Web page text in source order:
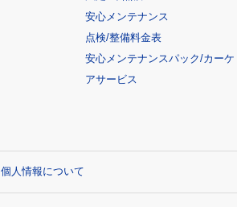
安心メンテナンス
点検/整備料金表
安心メンテナンスパック/カーケ
アサービス
個人情報について